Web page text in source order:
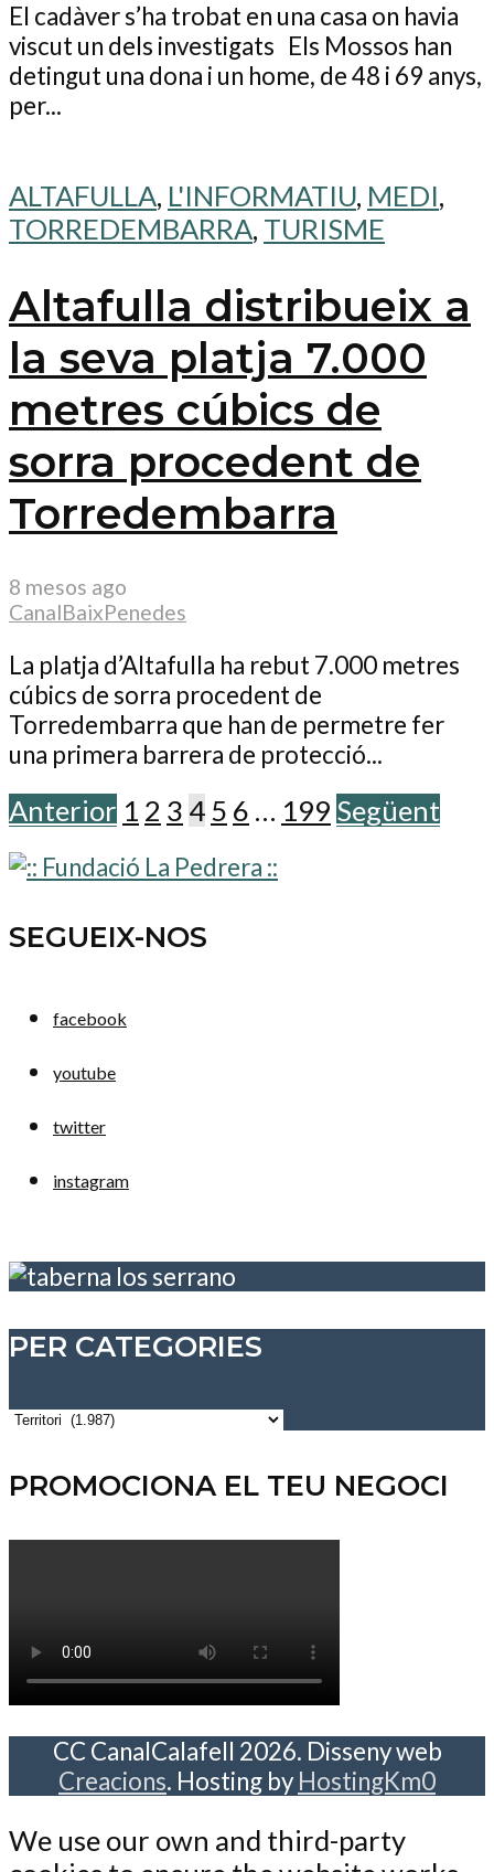
El cadàver s’ha trobat en una casa on havia
viscut un dels investigats Els Mossos han
detingut una dona i un home, de 48 i 69 anys,
per...
ALTAFULLA, L'INFORMATIU, MEDI,
TORREDEMBARRA, TURISME
Altafulla distribueix a
la seva platja 7.000
metres cúbics de
sorra procedent de
Torredembarra
8 mesos ago
CanalBaixPenedes
La platja d’Altafulla ha rebut 7.000 metres
cúbics de sorra procedent de
Torredembarra que han de permetre fer
una primera barrera de protecció...
Anterior 1 2 3 4 5 6 … 199 Següent
SEGUEIX-NOS
facebook
youtube
twitter
instagram
PER CATEGORIES
Per
PROMOCIONA EL TEU NEGOCI
CC CanalCalafell 2026. Disseny web
Creacions. Hosting by HostingKm0
We use our own and third-party